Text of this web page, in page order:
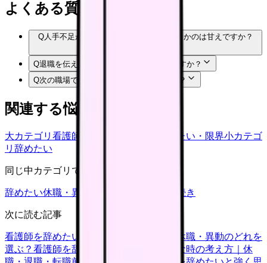
よくある質問
Q人手不足が悪化する職場から逃げるべきかのは甘えですか？
Q退職を伝える前に何を準備すればいいですか？
Q次の職場では何を確認すればいいですか？
関連する悩みカテゴリ
大カテゴリ 看護師の悩み 辞めたい・限界小カテゴ
リ 辞めたい
同じ中カテゴリで見る
辞めたい休職・異動 退職手続き
次に読む記事
看護師を辞めたい時の判断基準｜転職・休職・異動のどれを
選ぶ？ 看護師を辞めたいけどお金が不安な時の考え方｜休